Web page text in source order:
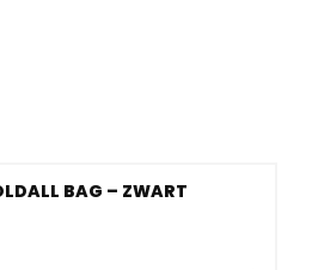
BAG – ZWART